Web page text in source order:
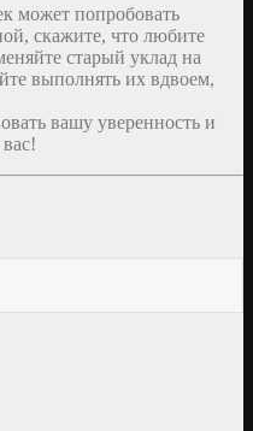
может попробовать
скажите, что любите
старый уклад на
выполнять их вдвоем,
вашу уверенность и